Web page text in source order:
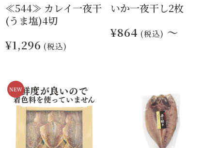
≪544≫ カレイ一夜干
(うま塩)4切
¥1,296 (税込)
いか一夜干し2枚
¥864 (税込) ～